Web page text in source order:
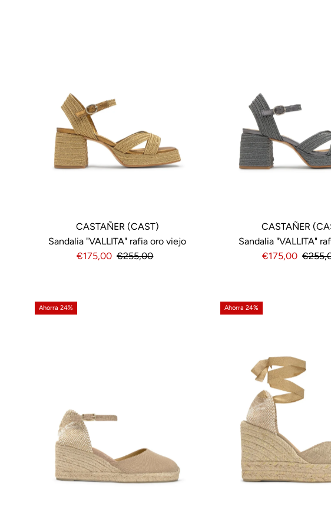
CASTAÑER (CAST)
Sandalia "VALLITA" rafia oro viejo
Precio
€175,00 Precio
€255,00
CASTAÑER
Sandalia "VALLITA"
Precio
€175,00 Precio
Ahorra 24% Ahorra 24%